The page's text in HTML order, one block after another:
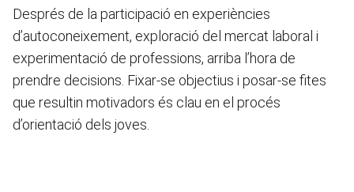
Després de la participació en experiències
d’autoconeixement, exploració del mercat laboral i
experimentació de professions, arriba l’hora de
prendre decisions. Fixar-se objectius i posar-se fites
que resultin motivadors és clau en el procés
d’orientació dels joves.